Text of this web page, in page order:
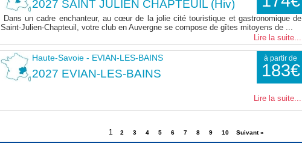
2027 SAINT JULIEN CHAPTEUIL (Hiv)
Dans un cadre enchanteur, au cœur de la jolie cité touristique et gastronomique de
Saint-Julien-Chapteuil, votre club en Auvergne se compose de gîtes mitoyens de ...
Lire la suite...
Haute-Savoie - EVIAN-LES-BAINS à partir de
183€
2027 EVIAN-LES-BAINS
Lire la suite...
1 2 3 4 5 6 7 8 9 10 Suivant »